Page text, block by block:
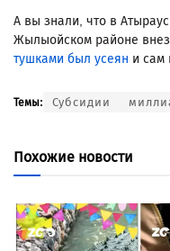
А вы знали, что в
Жылыойском районе
тушками был усеян и сам
Темы: Субсидии
Похожие новости